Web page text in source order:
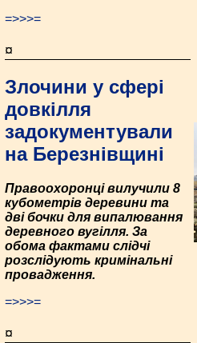
=>>>=
¤
Злочини у сфері
довкілля
задокументували
на Березнівщині
Правоохоронці вилучили 8
кубометрів деревини та
дві бочки для випалювання
деревного вугілля. За
обома фактами слідчі
розслідують кримінальні
провадження.
=>>>=
¤